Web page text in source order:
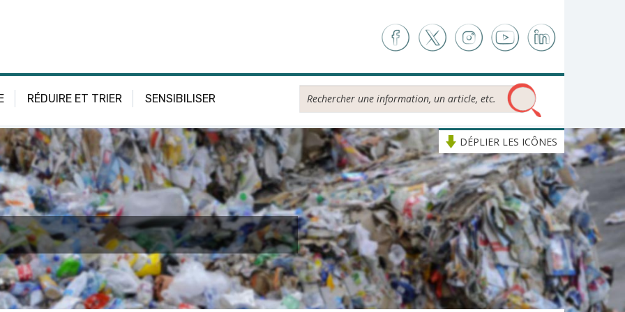
RÉDUIRE ET TRIER SENSIBILISER Rechercher...
DÉPLIER LES ICÔNES